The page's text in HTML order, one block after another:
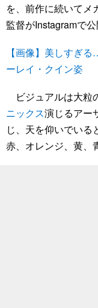
を、前作に続いてメ
監督がInstagramで公
【画像】美しすぎ
ーレイ・クイン姿
ビジュアルは大粒
ニックス演じるアー
じ、天を仰いでいる
赤、オレンジ、黄、